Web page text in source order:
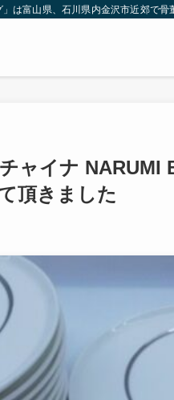
は富山県、石川県内金沢市近郊で
ャイナ NARUMI
頂きました